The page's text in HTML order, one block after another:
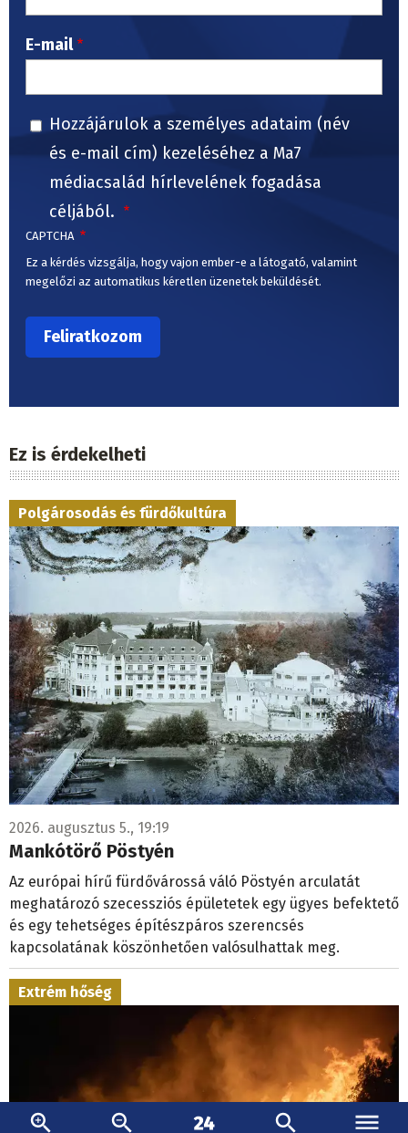
E-mail
Hozzájárulok a személyes adataim (név
és e-mail cím) kezeléséhez a Ma7
médiacsalád hírlevelének fogadása
céljából.
CAPTCHA
Ez a kérdés vizsgálja, hogy vajon ember-e a látogató, valamint
megelőzi az automatikus kéretlen üzenetek beküldését.
Ez is érdekelheti
Polgárosodás és fürdőkultúra
2026. augusztus 5., 19:19
Mankótörő Pöstyén
Az európai hírű fürdővárossá váló Pöstyén arculatát
meghatározó szecessziós épületetek egy ügyes befektető
és egy tehetséges építészpáros szerencsés
kapcsolatának köszönhetően valósulhattak meg.
Extrém hőség